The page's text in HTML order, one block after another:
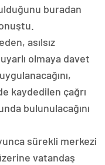
buradan
asılsız
olmaya davet
kaydedilen çağrı
bulunulacağını
sürekli merkezi
vatandaş